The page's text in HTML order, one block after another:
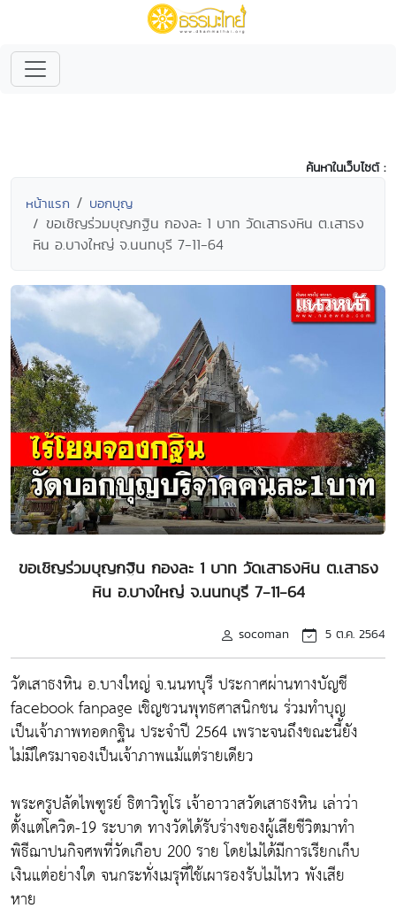
ค้นหาในเว็บไซต์ :
หน้าแรก บอกบุญ
ขอเชิญร่วมบุญกฐิน กองละ 1 บาท วัดเสาธงหิน ต.เสาธง
หิน อ.บางใหญ่ จ.นนทบุรี 7-11-64
ขอเชิญร่วมบุญกฐิน กองละ 1 บาท วัดเสาธงหิน ต.เสาธง
หิน อ.บางใหญ่ จ.นนทบุรี 7-11-64
socoman 5 ต.ค. 2564
วัดเสาธงหิน อ.บางใหญ่ จ.นนทบุรี ประกาศผ่านทางบัญชี
facebook fanpage เชิญชวนพุทธศาสนิกชน ร่วมทำบุญ
เป็นเจ้าภาพทอดกฐิน ประจำปี 2564 เพราะจนถึงขณะนี้ยัง
ไม่มีใครมาจองเป็นเจ้าภาพแม้แต่รายเดียว
พระครูปลัดไพฑูรย์ ธิตาวิทูโร เจ้าอาวาสวัดเสาธงหิน เล่าว่า
ตั้งแต่โควิด-19 ระบาด ทางวัดได้รับร่างของผู้เสียชีวิตมาทำ
พิธีฌาปนกิจศพที่วัดเกือบ 200 ราย โดยไม่ได้มีการเรียกเก็บ
เงินแต่อย่างใด จนกระทั่งเมรุที่ใช้เผารองรับไม่ไหว พังเสีย
หาย